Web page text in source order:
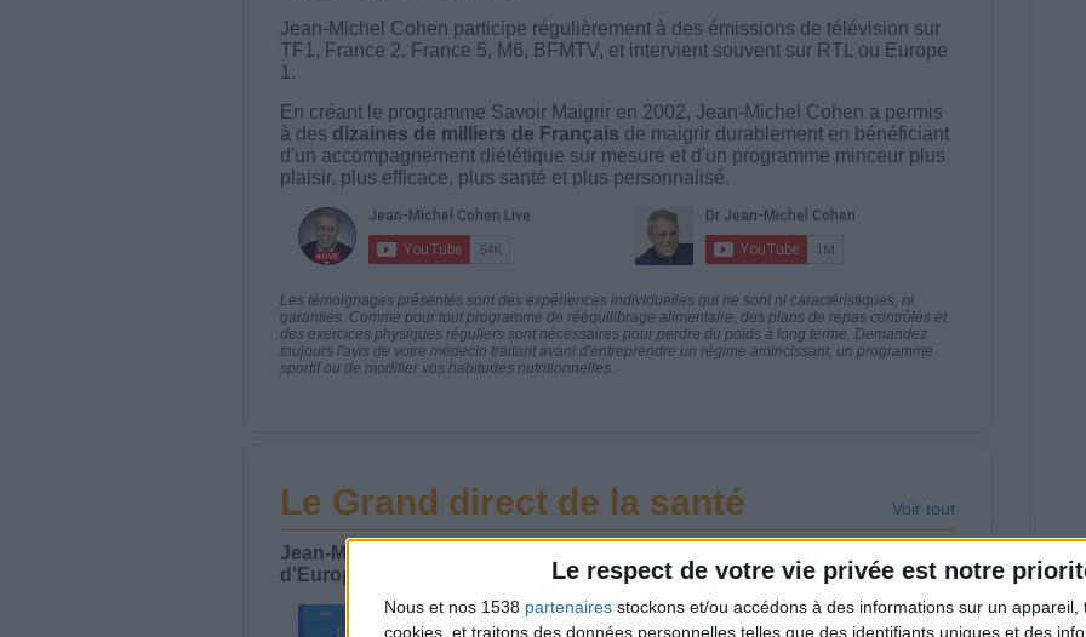
Le respect de votre vie privée est notre
Nous et nos 1538 partenaires stockons et/ou accédons à des informations sur un appareil,
cookies, et traitons des données personnelles telles que des identifiants uniques et des
Jean-Michel Cohen participe régulièrement à des émissions de télévision sur
TF1, France 2, France 5, M6, BFMTV, et intervient souvent sur RTL ou Europe
1.
En créant le programme Savoir Maigrir en 2002, Jean-Michel Cohen a permis
à des dizaines de milliers de Français de maigrir durablement en bénéficiant
d'un accompagnement diététique sur mesure et d'un programme minceur plus
plaisir, plus efficace, plus santé et plus personnalisé.
Les témoignages présentés sont des expériences individuelles qui ne sont ni caractéristiques, ni
garanties. Comme pour tout programme de rééquilibrage alimentaire, des plans de repas contrôlés et
des exercices physiques réguliers sont nécessaires pour perdre du poids à long terme. Demandez
toujours l'avis de votre médecin traitant avant d'entreprendre un régime amincissant, un programme
sportif ou de modifier vos habitudes nutritionnelles.
Le Grand direct de la santé Voir tout
Jean-Michel Cohen est l'intervenant nutrition régulier de l'émission santé
d'Europe 1 qui aborde tous les sujets de l'alimentation.